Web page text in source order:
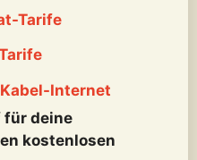
Tarife
Internet
für deine
kostenlosen